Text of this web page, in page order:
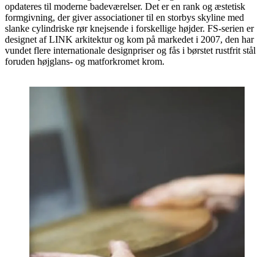
opdateres til moderne badeværelser. Det er en rank og æstetisk
formgivning, der giver associationer til en storbys skyline med
slanke cylindriske rør knejsende i forskellige højder. FS-serien er
designet af LINK arkitektur og kom på markedet i 2007, den har
vundet flere internationale designpriser og fås i børstet rustfrit stål
foruden højglans- og matforkromet krom.